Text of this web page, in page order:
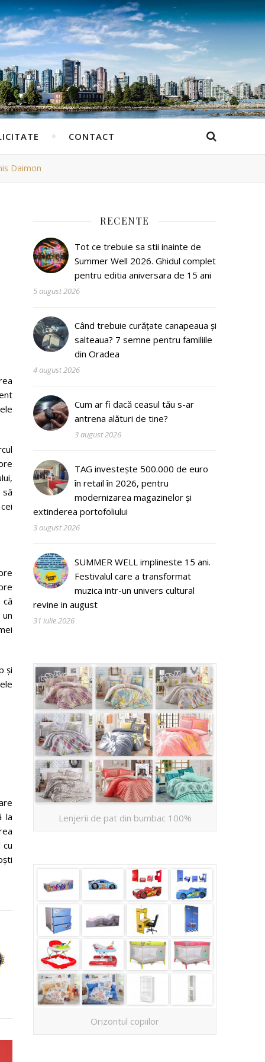
CONTACT
Daimon
să
că
și
la
cu
RECENTE
Tot ce trebuie sa stii inainte de
Summer Well 2026. Ghidul complet
pentru editia aniversara de 15 ani
5 august 2026
Când trebuie curățate canapeaua și
salteaua? 7 semne pentru familiile
din Oradea
4 august 2026
Cum ar fi dacă ceasul tău s-ar
antrena alături de tine?
3 august 2026
TAG investește 500.000 de euro
în retail în 2026, pentru
modernizarea magazinelor și
extinderea portofoliului
3 august 2026
SUMMER WELL implineste 15 ani.
Festivalul care a transformat
muzica intr-un univers cultural
revine in august
31 iulie 2026
Lenjerii de pat din bumbac 100%
Orizontul copiilor